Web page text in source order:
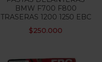
BMW F700 F800
TRASERAS 1200 1250 EBC
$250.000